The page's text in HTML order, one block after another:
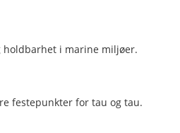
holdbarhet i marine miljøer.
festepunkter for tau og tau.